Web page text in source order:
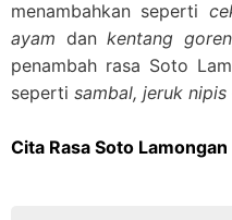
menambahkan seperti
ayam dan kentang
penambah rasa Soto
seperti sambal, jeruk nipis
Cita Rasa Soto Lamongan